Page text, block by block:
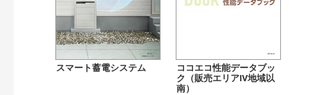
スマート蓄電システム
ココエコ性能データブッ
ク（販売エリアⅣ地域以
南）